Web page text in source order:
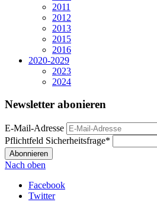
2011
2012
2013
2015
2016
2020-2029
2023
2024
Newsletter abonieren
E-Mail-Adresse
Pflichtfeld Sicherheitsfrage*
Abonnieren
Nach oben
Facebook
Twitter